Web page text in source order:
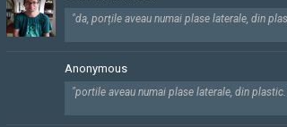
"da, porțile aveau numai plase laterale, din
Anonymous
"portile aveau numai plase laterale, din